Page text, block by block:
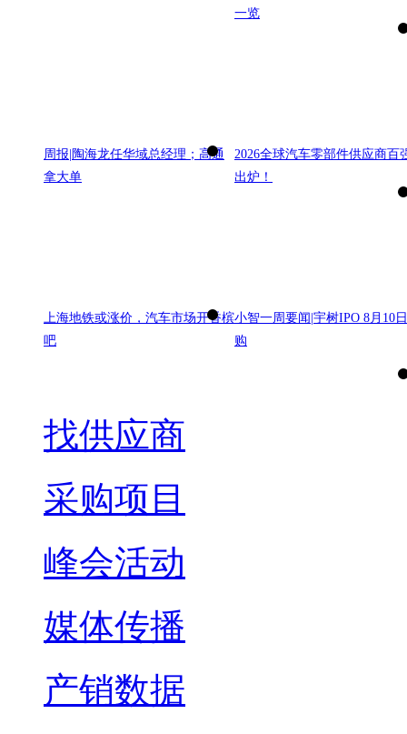
一览
周报|陶海龙任华域总经理；高通
拿大单
2026全球汽车零部件供应商百
出炉！
上海地铁或涨价，汽车市场开香槟
吧
小智一周要闻|宇树IPO 8月10
购
找供应商
采购项目
峰会活动
媒体传播
产销数据